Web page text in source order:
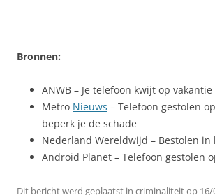
Bronnen:
ANWB – Je telefoon kwijt op vakantie
Metro Nieuws – Telefoon gestolen
beperk je de schade
Nederland Wereldwijd – Bestolen
Android Planet – Telefoon gestolen
Dit bericht werd geplaatst in criminaliteitop